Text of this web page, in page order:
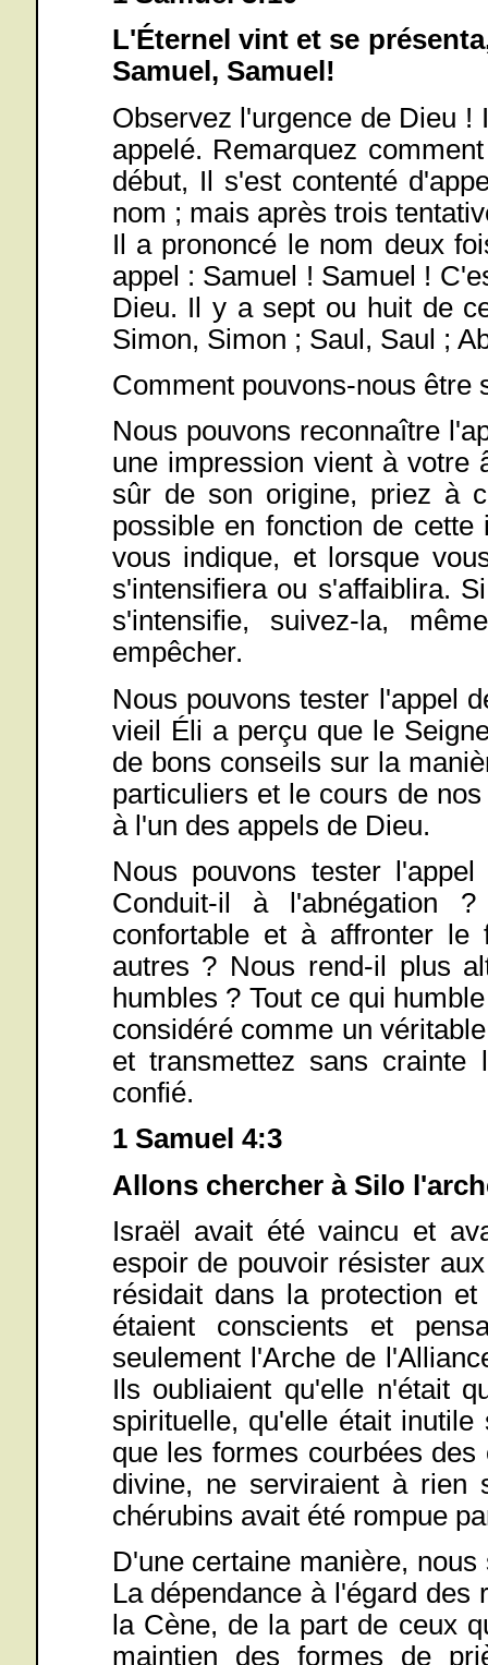
L'Éternel vint et se
Samuel, Samuel!
Observez l'urgence de Dieu !
appelé. Remarquez
début, Il s'est contenté
nom ; mais après trois
Il a prononcé le nom deux
appel : Samuel ! Samuel !
Dieu. Il y a sept ou huit de
Simon, Simon ; Saul, Saul ;
Comment pouvons-nous être
Nous pouvons reconnaître
une impression vient à votre
sûr de son origine, priez à
possible en fonction de
vous indique, et lorsque
s'intensifiera ou s'affaiblira.
s'intensifie, suivez-la,
empêcher.
Nous pouvons tester l'appel
vieil Éli a perçu que le
de bons conseils sur la
particuliers et le cours de
à l'un des appels de Dieu.
Nous pouvons tester
Conduit-il à l'abnégation
confortable et à affronter
autres ? Nous rend-il plus
humbles ? Tout ce qui
considéré comme un
et transmettez sans
confié.
1 Samuel 4:3
Allons chercher à Silo
Israël avait été vaincu et
espoir de pouvoir résister
résidait dans la protection
étaient conscients et
seulement l'Arche de
Ils oubliaient qu'elle n'était
spirituelle, qu'elle était
que les formes courbées
divine, ne serviraient à rien
chérubins avait été rompue
D'une certaine manière,
La dépendance à l'égard
la Cène, de la part de ceux
maintien des formes de